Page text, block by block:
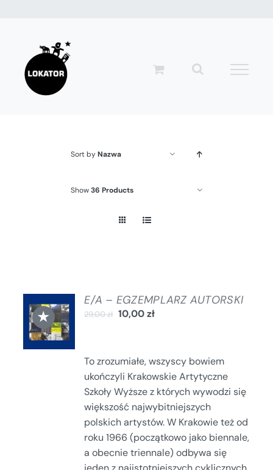
zawartości
Sort byNazwa
Show36 Products
★DO
KOSZYKA
/
SZCZEGÓŁY
E/A – EGZEMPLARZ AUTORSKI
29,00zł 10,00zł
To zrozumiałe, wszyscy bowiem
ukończyli Krakowskie Artytyczne
Szkoły Wyższe z których wywodzi się
większość najwybitniejszych
polskich artystów. W Krakowie też od
roku 1966 (początkowo jako biennale,
a obecnie triennale) odbywa się